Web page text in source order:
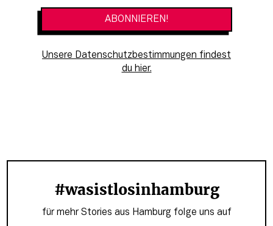
Unsere Datenschutzbestimmungen findest
du hier.
#wasistlosinhamburg
für mehr Stories aus Hamburg folge uns auf